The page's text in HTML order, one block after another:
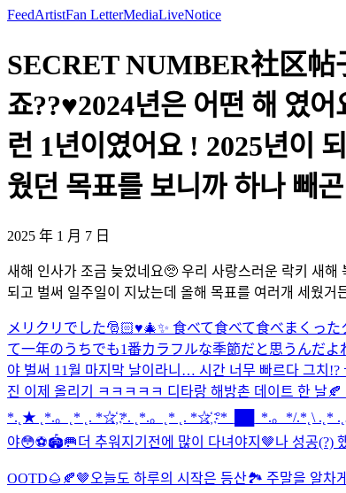
FeedArtistFan LetterMediaLiveNotice
SECRET NUMBER社区帖
죠??♥️2024년은 어떤 해 였
런 1년이였어요 ! 2025년이
웠던 목표를 보니까 하나 빼
2025 年 1 月 7 日
새해 인사가 조금 늦었네요🥺 우리 사랑스러운 락키 새해
되고 벌써 일주일이 지났는데 올해 목표를 여러개 세웠
メリクリでした🎅🏻♥️🎄✨ 食べて食べて食べまくっ
て一年のうちでも1番カラフルな季節だと思うんだ
야 벌써 11월 마지막 날이라니… 시간 너무 빠르다 그치!?
진 이제 올리기 ㅋㅋㅋㅋㅋ 디타랑 해방촌 데이트 한 날
*.˛★ ˛*.。˛* ˛. *☆҉ *. ˛*.。˛* ˛. *☆҉ °*_██_*.。*/.*˛\ .˛*
야😳⚽️🏟️🥅더 추워지기전에 많이 다녀야지🤎나 성공(?)
OOTD🌰🍂🤎 오늘도 하루의 시작은 등산🏞️ 주말을 알차